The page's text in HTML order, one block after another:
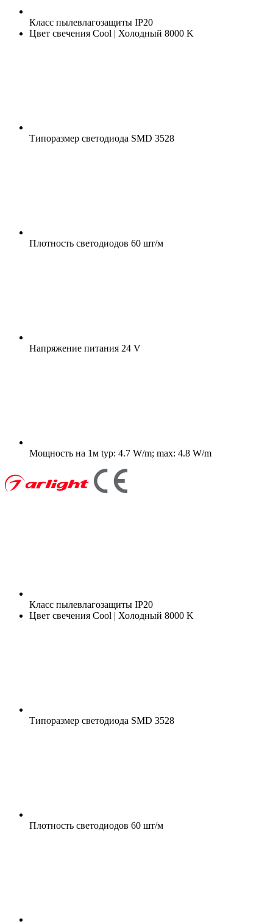
Класс пылевлагозащиты IP20
Цвет свечения Cool | Холодный 8000 K
Типоразмер светодиода SMD 3528
Плотность светодиодов 60 шт/м
Напряжение питания 24 V
Мощность на 1м typ: 4.7 W/m; max: 4.8 W/m
Класс пылевлагозащиты IP20
Цвет свечения Cool | Холодный 8000 K
Типоразмер светодиода SMD 3528
Плотность светодиодов 60 шт/м